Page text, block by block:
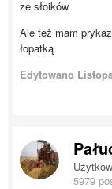
ze słoików
Ale też mam
łopatką
Edytowano
5979